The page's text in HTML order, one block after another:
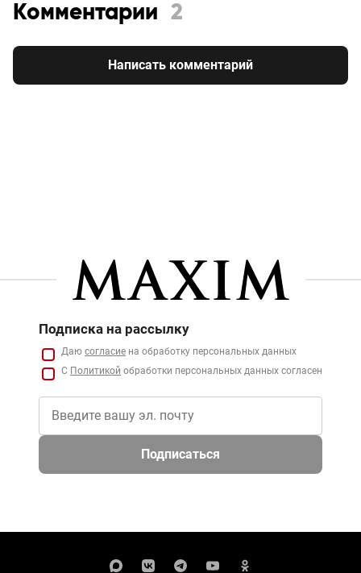
Комментарии 2
Написать комментарий
Подписка на рассылку
Даю согласие на обработку персональных данных
С Политикой обработки персональных данных согласен
Подписаться